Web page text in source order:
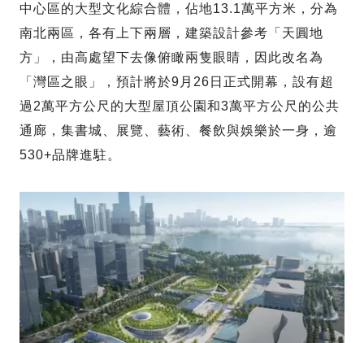
中心區的大型文化綜合體，佔地13.1萬平方米，分為
南北兩區，各有上下兩層，建築設計參考「天圓地
方」，由高處望下去像俯瞰兩隻眼睛，因此改名為
「灣區之眼」，預計將於9月26日正式開幕，設有超
過2萬平方公尺的大型屋頂公園和3萬平方公尺的公共
通廊，集書城、展覽、藝術、餐飲與娛樂於一身，逾
530+品牌進駐。